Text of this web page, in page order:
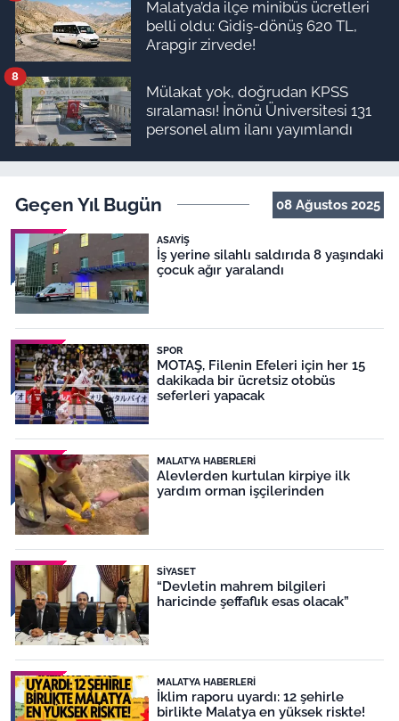
Malatya’da ilçe minibüs ücretleri
belli oldu: Gidiş-dönüş 620 TL,
Arapgir zirvede!
Mülakat yok, doğrudan KPSS
sıralaması! İnönü Üniversitesi 131
personel alım ilanı yayımlandı
8
Geçen Yıl Bugün 08 Ağustos 2025
ASAYIŞ
İş yerine silahlı saldırıda 8 yaşındaki
çocuk ağır yaralandı
SPOR
MOTAŞ, Filenin Efeleri için her 15
dakikada bir ücretsiz otobüs
seferleri yapacak
MALATYA HABERLERI
Alevlerden kurtulan kirpiye ilk
yardım orman işçilerinden
SIYASET
“Devletin mahrem bilgileri
haricinde şeffaflık esas olacak”
MALATYA HABERLERI
İklim raporu uyardı: 12 şehirle
birlikte Malatya en yüksek riskte!